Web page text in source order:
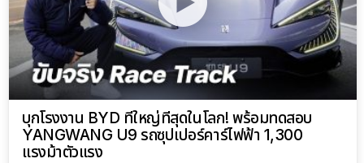
บุกโรงงาน BYD ที่ใหญ่ที่สุดในโลก! พร้อมทดสอบ
YANGWANG U9 รถซุปเปอร์คาร์ไฟฟ้า 1,300
แรงม้าตัวแรง